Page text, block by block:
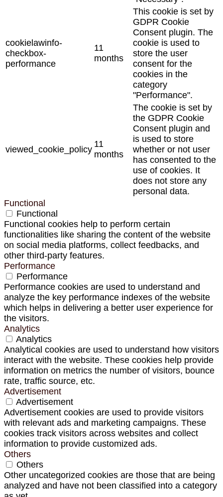
cookielawinfo-
checkbox-
performance
11
months
This cookie is set by
GDPR Cookie
Consent plugin. The
cookie is used to
store the user
consent for the
cookies in the
category
"Performance".
viewed_cookie_policy
11
months
The cookie is set by
the GDPR Cookie
Consent plugin and
is used to store
whether or not user
has consented to the
use of cookies. It
does not store any
personal data.
Functional
Functional
Functional cookies help to perform certain
functionalities like sharing the content of the website
on social media platforms, collect feedbacks, and
other third-party features.
Performance
Performance
Performance cookies are used to understand and
analyze the key performance indexes of the website
which helps in delivering a better user experience for
the visitors.
Analytics
Analytics
Analytical cookies are used to understand how visitors
interact with the website. These cookies help provide
information on metrics the number of visitors, bounce
rate, traffic source, etc.
Advertisement
Advertisement
Advertisement cookies are used to provide visitors
with relevant ads and marketing campaigns. These
cookies track visitors across websites and collect
information to provide customized ads.
Others
Others
Other uncategorized cookies are those that are being
analyzed and have not been classified into a category